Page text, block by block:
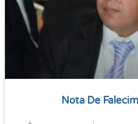
Nota De